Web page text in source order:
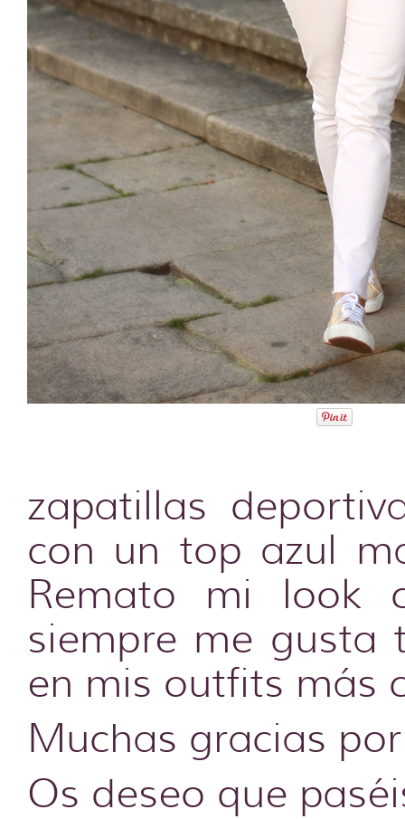
zapatillas
con un top azul
Remato mi look
siempre me gusta
en mis outfits más
Muchas gracias
Os deseo que